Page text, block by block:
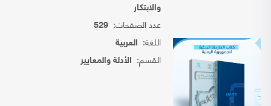
والابتكار
عدد الصفحات: 529
اللغة: العربية
القسم: الأدلة والمعايير